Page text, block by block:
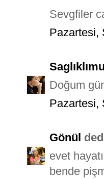
Sevgfiler
Pazartesi,
Doğum
Pazartesi,
Gönül
evet
bende